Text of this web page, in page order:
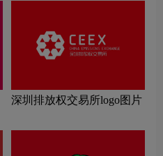
深圳排放权交易所logo图片